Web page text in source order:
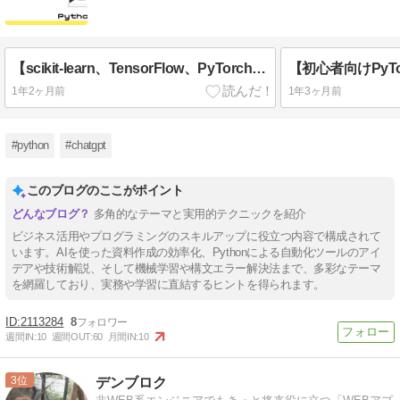
【scikit-learn、TensorFlow、PyTorch】機械学習におすすめのPythonライブラリ3選！
1年2ヶ月前 1年3ヶ月前
#python #chatgpt
このブログのここがポイント
多角的なテーマと実用的テクニックを紹介
ビジネス活用やプログラミングのスキルアップに役立つ内容で構成されて
います。AIを使った資料作成の効率化、Pythonによる自動化ツールのアイ
デアや技術解説、そして機械学習や構文エラー解決法まで、多彩なテーマ
を網羅しており、実務や学習に直結するヒントを得られます。
2113284 8
週間IN:10 週間OUT:60 月間IN:10
3 デンブロク